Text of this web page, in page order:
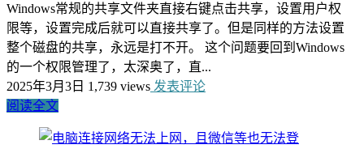
Windows常规的共享文件夹直接右键点击共享，设置用户权
限等，设置完成后就可以直接共享了。但是同样的方法设置
整个磁盘的共享，永远是打不开。 这个问题要回到Windows
的一个权限管理了，太深奥了，直...
2025年3月3日 1,739 views 发表评论
阅读全文